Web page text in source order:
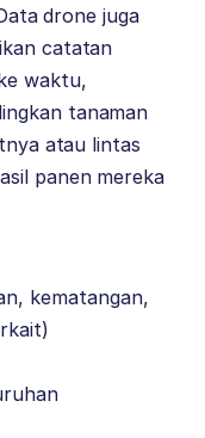
drone juga
catatan
waktu,
tanaman
atau lintas
panen mereka
kematangan,